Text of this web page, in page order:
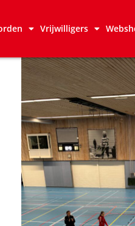
Vrijwilligers